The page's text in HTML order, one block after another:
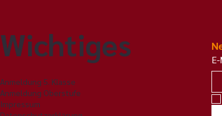
Wichtiges
Anmeldung 5. Klasse
Anmeldung Oberstufe
Impressum